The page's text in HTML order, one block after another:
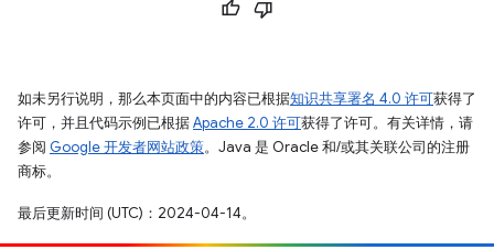
如未另行说明，那么本页面中的内容已根据知识共享署名 4.0 许可获得了
许可，并且代码示例已根据Apache 2.0 许可获得了许可。有关详情，请
参阅 Google 开发者网站政策。Java 是 Oracle 和/或其关联公司的注册
商标。
最后更新时间 (UTC)：2024-04-14。